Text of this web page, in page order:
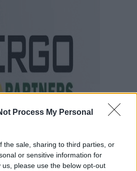
Process My Personal
the sale, sharing to third parties, or
or sensitive information for
please use the below opt-out